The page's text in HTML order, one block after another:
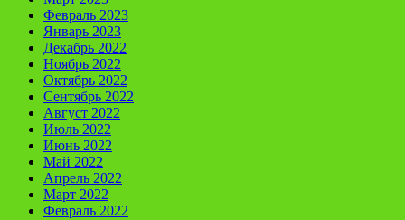
Февраль 2023
Январь 2023
Декабрь 2022
Ноябрь 2022
Октябрь 2022
Сентябрь 2022
Август 2022
Июль 2022
Июнь 2022
Май 2022
Апрель 2022
Март 2022
Февраль 2022